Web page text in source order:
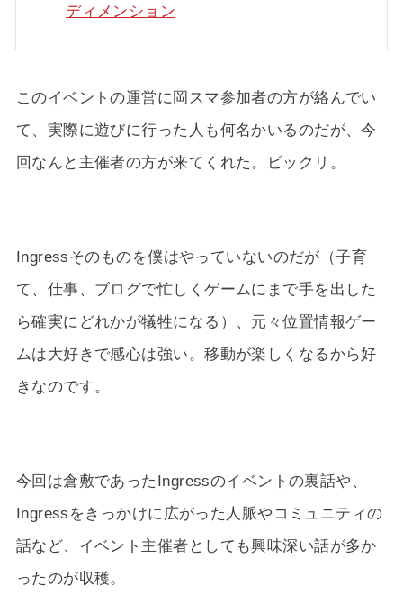
ディメンション
このイベントの運営に岡スマ参加者の方が絡んでい
て、実際に遊びに行った人も何名かいるのだが、今
回なんと主催者の方が来てくれた。ビックリ。
Ingressそのものを僕はやっていないのだが（子育
て、仕事、ブログで忙しくゲームにまで手を出した
ら確実にどれかが犠牲になる）、元々位置情報ゲー
ムは大好きで感心は強い。移動が楽しくなるから好
きなのです。
今回は倉敷であったIngressのイベントの裏話や、
Ingressをきっかけに広がった人脈やコミュニティの
話など、イベント主催者としても興味深い話が多か
ったのが収穫。